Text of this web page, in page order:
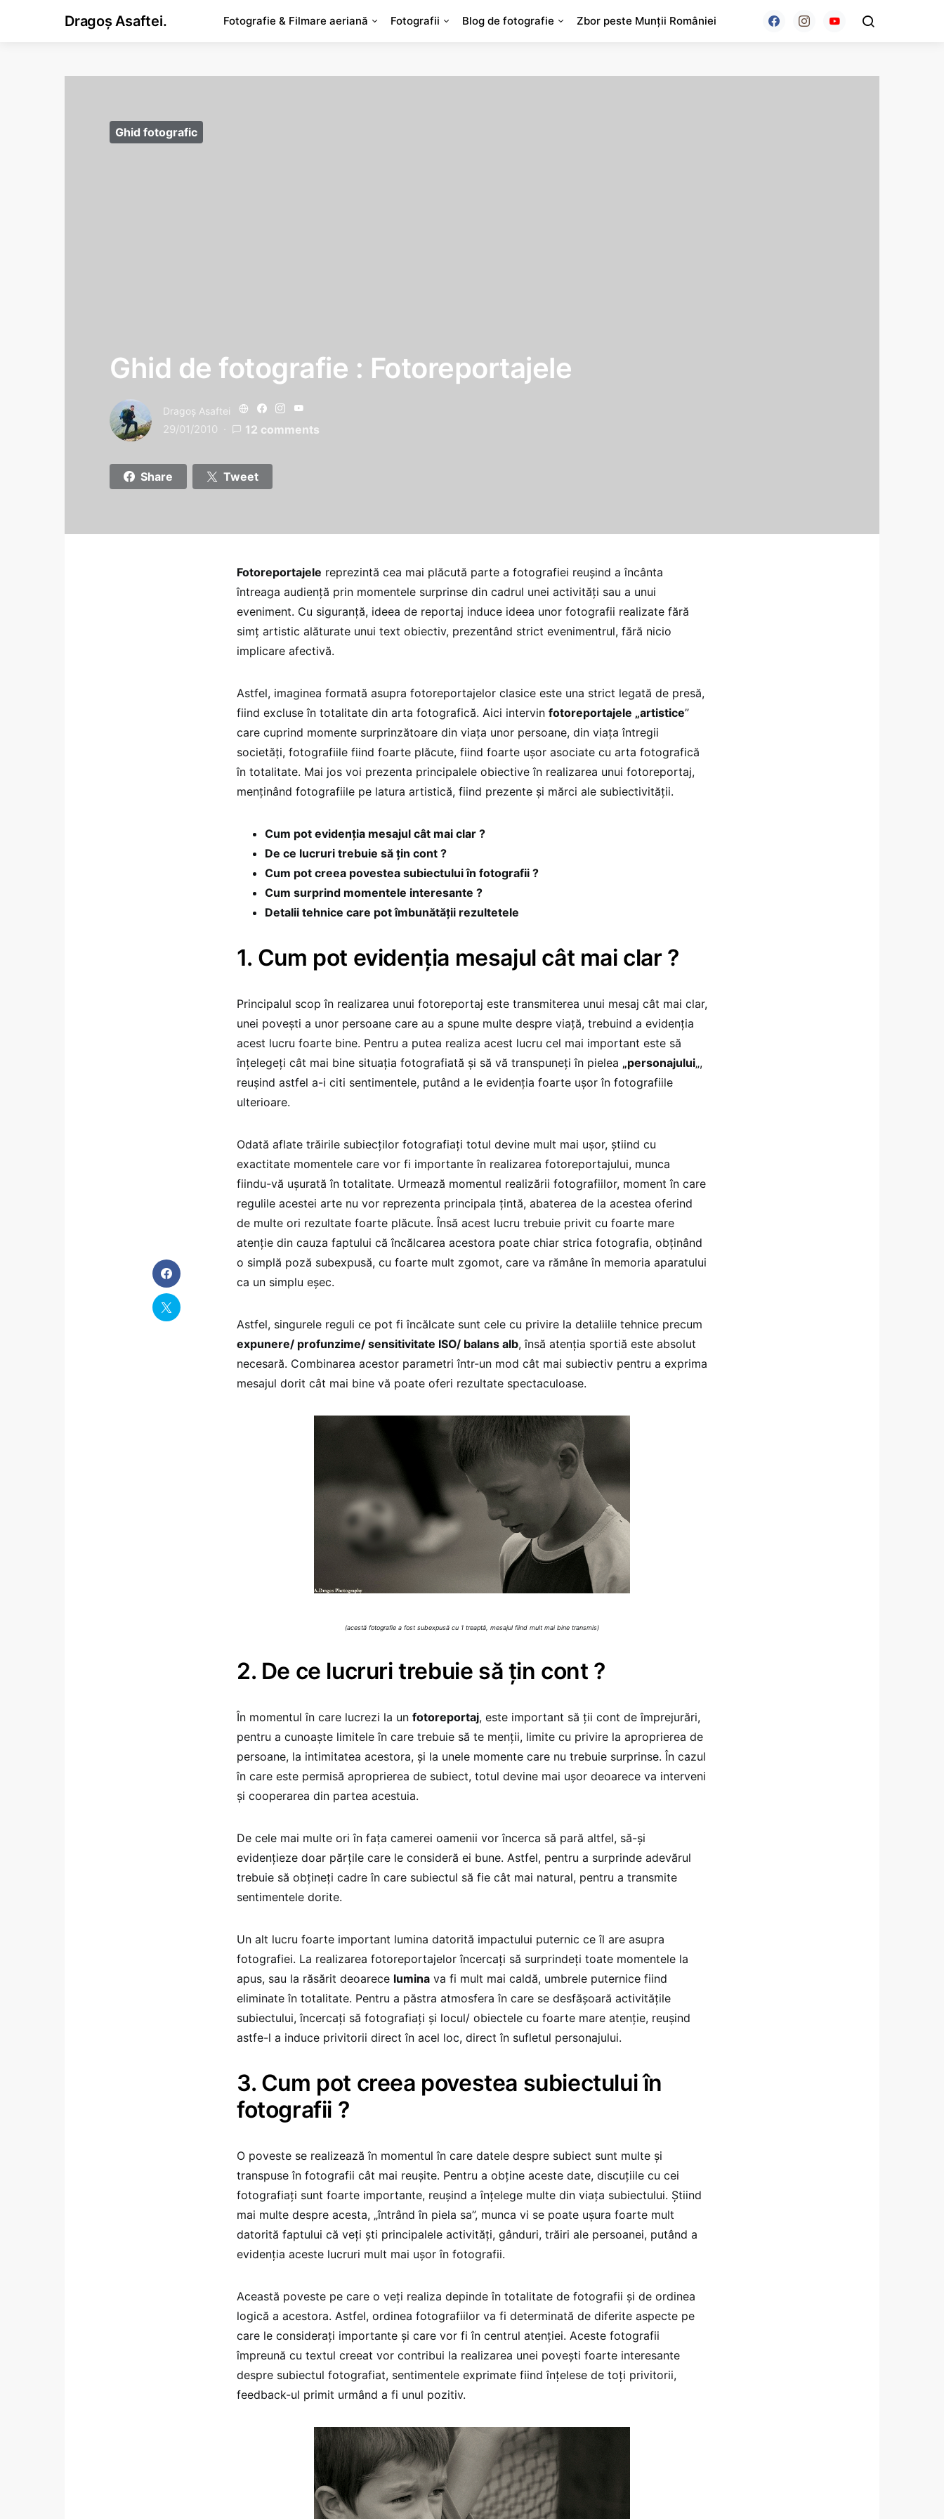
Dragoș Asaftei. Fotografie & Filmare aeriană Fotografii Blog de fotografie Zbor peste Munții României
Ghid fotografic
Ghid de fotografie : Fotoreportajele
Dragoş Asaftei
29/01/2010 12 comments
Share Tweet
Fotoreportajele reprezintă cea mai plăcută parte a fotografiei reuşind a încânta
întreaga audienţă prin momentele surprinse din cadrul unei activităţi sau a unui
eveniment. Cu siguranţă, ideea de reportaj induce ideea unor fotografii realizate fără
simţ artistic alăturate unui text obiectiv, prezentând strict evenimentrul, fără nicio
implicare afectivă.
Astfel, imaginea formată asupra fotoreportajelor clasice este una strict legată de presă,
fiind excluse în totalitate din arta fotografică. Aici intervin fotoreportajele „artistice”
care cuprind momente surprinzătoare din viaţa unor persoane, din viaţa întregii
societăţi, fotografiile fiind foarte plăcute, fiind foarte uşor asociate cu arta fotografică
în totalitate. Mai jos voi prezenta principalele obiective în realizarea unui fotoreportaj,
menţinând fotografiile pe latura artistică, fiind prezente şi mărci ale subiectivităţii.
Cum pot evidenţia mesajul cât mai clar ?
De ce lucruri trebuie să ţin cont ?
Cum pot creea povestea subiectului în fotografii ?
Cum surprind momentele interesante ?
Detalii tehnice care pot îmbunătăţii rezultetele
1. Cum pot evidenţia mesajul cât mai clar ?
Principalul scop în realizarea unui fotoreportaj este transmiterea unui mesaj cât mai clar,
unei poveşti a unor persoane care au a spune multe despre viaţă, trebuind a evidenţia
acest lucru foarte bine. Pentru a putea realiza acest lucru cel mai important este să
înţelegeţi cât mai bine situaţia fotografiată şi să vă transpuneţi în pielea „personajului„,
reuşind astfel a-i citi sentimentele, putând a le evidenţia foarte uşor în fotografiile
ulterioare.
Odată aflate trăirile subiecţilor fotografiaţi totul devine mult mai uşor, ştiind cu
exactitate momentele care vor fi importante în realizarea fotoreportajului, munca
fiindu-vă uşurată în totalitate. Urmează momentul realizării fotografiilor, moment în care
regulile acestei arte nu vor reprezenta principala ţintă, abaterea de la acestea oferind
de multe ori rezultate foarte plăcute. Însă acest lucru trebuie privit cu foarte mare
atenţie din cauza faptului că încălcarea acestora poate chiar strica fotografia, obţinând
o simplă poză subexpusă, cu foarte mult zgomot, care va rămâne în memoria aparatului
ca un simplu eşec.
Astfel, singurele reguli ce pot fi încălcate sunt cele cu privire la detaliile tehnice precum
expunere/ profunzime/ sensitivitate ISO/ balans alb, însă atenţia sportiă este absolut
necesară. Combinarea acestor parametri într-un mod cât mai subiectiv pentru a exprima
mesajul dorit cât mai bine vă poate oferi rezultate spectaculoase.
(acestă fotografie a fost subexpusă cu 1 treaptă, mesajul fiind mult mai bine transmis)
2. De ce lucruri trebuie să ţin cont ?
În momentul în care lucrezi la un fotoreportaj, este important să ţii cont de împrejurări,
pentru a cunoaşte limitele în care trebuie să te menţii, limite cu privire la aproprierea de
persoane, la intimitatea acestora, şi la unele momente care nu trebuie surprinse. În cazul
în care este permisă aproprierea de subiect, totul devine mai uşor deoarece va interveni
şi cooperarea din partea acestuia.
De cele mai multe ori în faţa camerei oamenii vor încerca să pară altfel, să-şi
evidenţieze doar părţile care le consideră ei bune. Astfel, pentru a surprinde adevărul
trebuie să obţineţi cadre în care subiectul să fie cât mai natural, pentru a transmite
sentimentele dorite.
Un alt lucru foarte important lumina datorită impactului puternic ce îl are asupra
fotografiei. La realizarea fotoreportajelor încercaţi să surprindeţi toate momentele la
apus, sau la răsărit deoarece lumina va fi mult mai caldă, umbrele puternice fiind
eliminate în totalitate. Pentru a păstra atmosfera în care se desfăşoară activităţile
subiectului, încercaţi să fotografiaţi şi locul/ obiectele cu foarte mare atenţie, reuşind
astfe-l a induce privitorii direct în acel loc, direct în sufletul personajului.
3. Cum pot creea povestea subiectului în
fotografii ?
O poveste se realizează în momentul în care datele despre subiect sunt multe şi
transpuse în fotografii cât mai reuşite. Pentru a obţine aceste date, discuţiile cu cei
fotografiaţi sunt foarte importante, reuşind a înţelege multe din viaţa subiectului. Ştiind
mai multe despre acesta, „întrând în piela sa”, munca vi se poate uşura foarte mult
datorită faptului că veţi şti principalele activităţi, gânduri, trăiri ale persoanei, putând a
evidenţia aceste lucruri mult mai uşor în fotografii.
Această poveste pe care o veţi realiza depinde în totalitate de fotografii şi de ordinea
logică a acestora. Astfel, ordinea fotografiilor va fi determinată de diferite aspecte pe
care le consideraţi importante şi care vor fi în centrul atenţiei. Aceste fotografii
împreună cu textul creeat vor contribui la realizarea unei poveşti foarte interesante
despre subiectul fotografiat, sentimentele exprimate fiind înţelese de toţi privitorii,
feedback-ul primit urmând a fi unul pozitiv.